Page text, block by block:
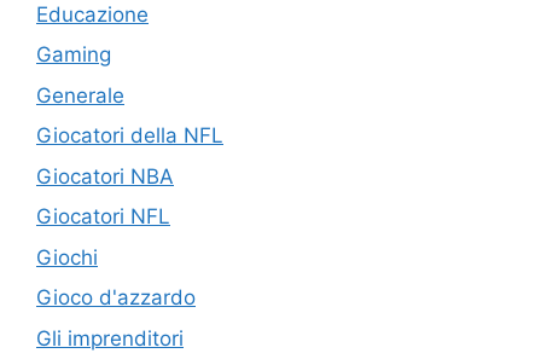
Educazione
Gaming
Generale
Giocatori della NFL
Giocatori NBA
Giocatori NFL
Giochi
Gioco d'azzardo
Gli imprenditori